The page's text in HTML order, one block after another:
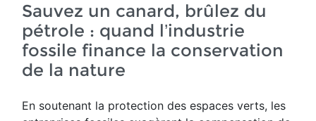
Sauvez un canard, brûlez du
pétrole : quand l’industrie
fossile finance la conservation
de la nature
En soutenant la protection des espaces verts, les